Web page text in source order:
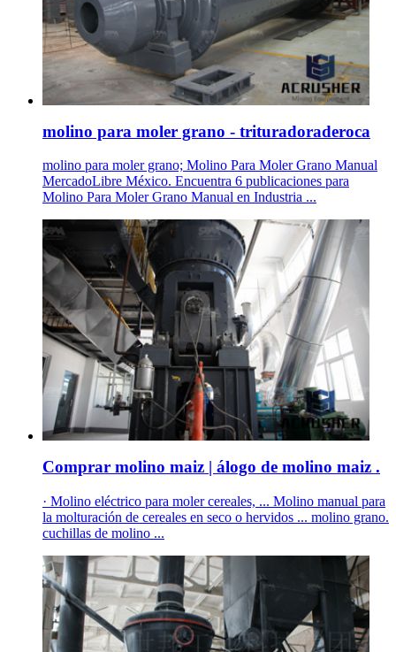
molino para moler grano - trituradoraderoca
molino para moler grano; Molino Para Moler Grano Manual
MercadoLibre México. Encuentra 6 publicaciones para
Molino Para Moler Grano Manual en Industria ...
Comprar molino maiz | álogo de molino maiz .
· Molino eléctrico para moler cereales, ... Molino manual para
la molturación de cereales en seco o hervidos ... molino grano.
cuchillas de molino ...